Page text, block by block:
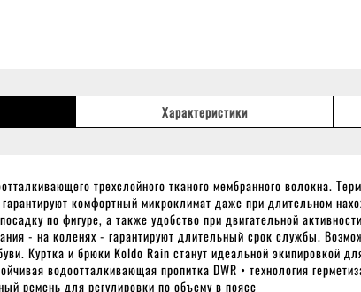
Характеристики
трехслойного тканого мембранного волокна.
комфортный микроклимат даже при длительном
по фигуре, а также удобство при двигательной
- на коленях - гарантируют длительный срок службы.
Куртка и брюки Koldo Rain станут идеальной экипировкой
водоотталкивающая пропитка DWR • технология
ремень для регулировки по объему в поясе